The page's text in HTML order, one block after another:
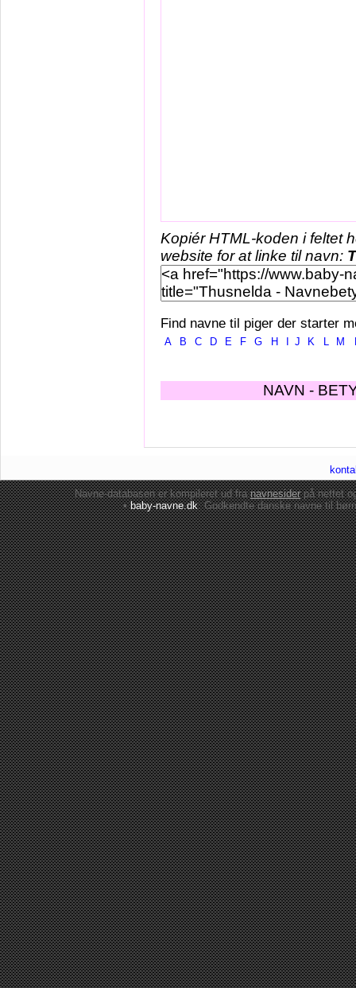
Kopiér HTML-koden i feltet
website for at linke til navn:
Find navne til piger der starter
A B C D E F G H J K L M
NAVN -
Navne-databasen er kompileret ud franavnesiderpå nettet
•baby-navne.dk: Godkendte danskenavne til børn